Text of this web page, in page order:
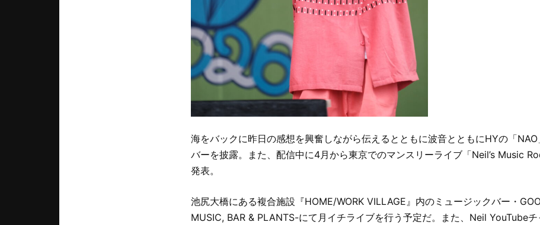
海をバックに昨日の感想を興奮しながら伝えるとともに波音とともにHYの「
バーを披露。また、配信中に4月から東京でのマンスリーライブ「Neil’s Music
発表。
池尻大橋にある複合施設『HOME/WORK VILLAGE』内のミュージックバー・
MUSIC, BAR & PLANTS-にて月イチライブを行う予定だ。また、Neil YouTube